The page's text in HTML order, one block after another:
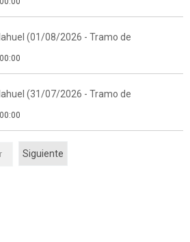
(01/08/2026 - Tramo de
(31/07/2026 - Tramo de
Siguiente